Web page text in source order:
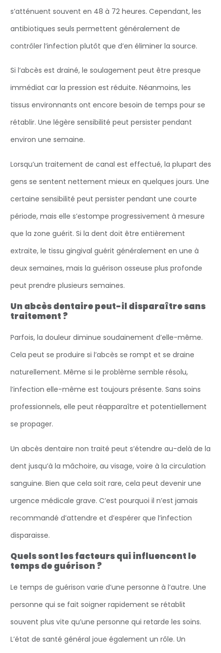
s’atténuent souvent en 48 à 72 heures. Cependant, les
antibiotiques seuls permettent généralement de
contrôler l’infection plutôt que d’en éliminer la source.
Si l’abcès est drainé, le soulagement peut être presque
immédiat car la pression est réduite. Néanmoins, les
tissus environnants ont encore besoin de temps pour se
rétablir. Une légère sensibilité peut persister pendant
environ une semaine.
Lorsqu’un traitement de canal est effectué, la plupart des
gens se sentent nettement mieux en quelques jours. Une
certaine sensibilité peut persister pendant une courte
période, mais elle s’estompe progressivement à mesure
que la zone guérit. Si la dent doit être entièrement
extraite, le tissu gingival guérit généralement en une à
deux semaines, mais la guérison osseuse plus profonde
peut prendre plusieurs semaines.
Un abcès dentaire peut-il disparaître sans
traitement ?
Parfois, la douleur diminue soudainement d’elle-même.
Cela peut se produire si l’abcès se rompt et se draine
naturellement. Même si le problème semble résolu,
l’infection elle-même est toujours présente. Sans soins
professionnels, elle peut réapparaître et potentiellement
se propager.
Un abcès dentaire non traité peut s’étendre au-delà de la
dent jusqu’à la mâchoire, au visage, voire à la circulation
sanguine. Bien que cela soit rare, cela peut devenir une
urgence médicale grave. C’est pourquoi il n’est jamais
recommandé d’attendre et d’espérer que l’infection
disparaisse.
Quels sont les facteurs qui influencent le
temps de guérison ?
Le temps de guérison varie d’une personne à l’autre. Une
personne qui se fait soigner rapidement se rétablit
souvent plus vite qu’une personne qui retarde les soins.
L’état de santé général joue également un rôle. Un